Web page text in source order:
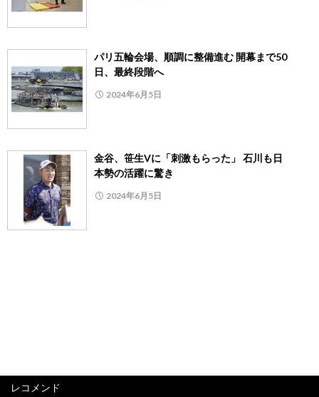
パリ五輪会場、順調に整備進む 開幕まで50
日、最終段階へ
2024年6月5日
金谷、笹生Vに「刺激もらった」 石川も日
本勢の活躍に驚き
2024年6月5日
レコメンド